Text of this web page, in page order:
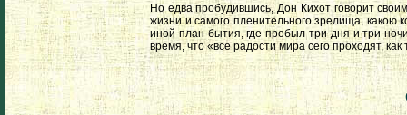
Но едва пробудившись, Дон Кихот говорит
жизни и самого пленительного зрелища, какою
иной план бытия, где пробыл три дня и три
время, что «все радости мира сего проходят,